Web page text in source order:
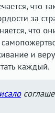
что
за
что
и
каждый.